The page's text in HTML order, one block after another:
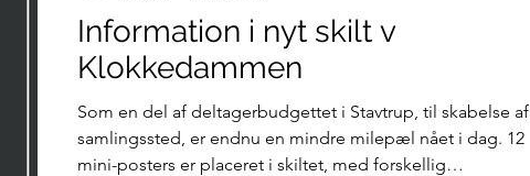
Information i nyt skilt v
Klokkedammen
Som en del af deltagerbudgettet i Stavtrup, til skabelse af
samlingssted, er endnu en mindre milepæl nået i dag. 12
mini-posters er placeret i skiltet, med forskellig